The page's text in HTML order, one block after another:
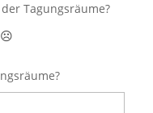
Tagungsräume?
☹️